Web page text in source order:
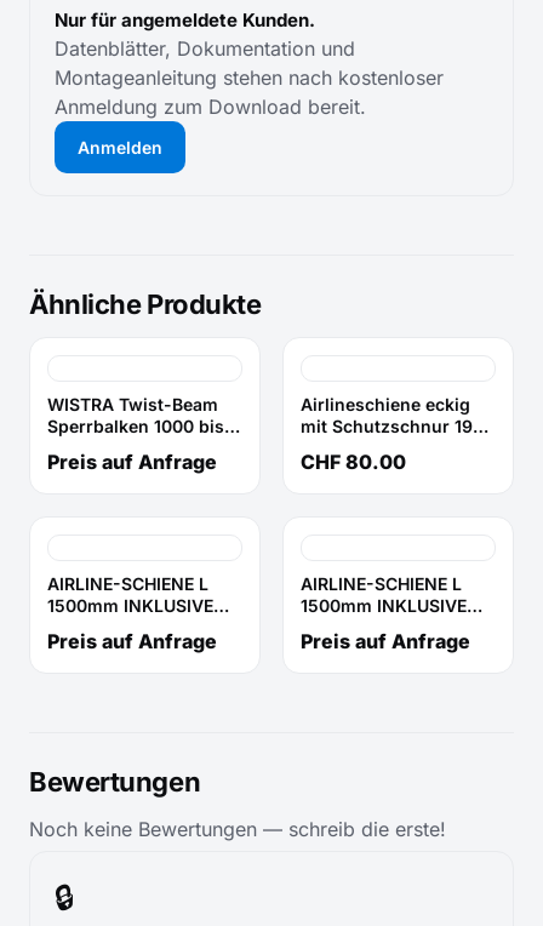
Nur für angemeldete Kunden.
Datenblätter, Dokumentation und
Montageanleitung stehen nach kostenloser
Anmeldung zum Download bereit.
Anmelden
Ähnliche Produkte
WISTRA Twist-Beam
Sperrbalken 1000 bis
Preis auf Anfrage
Airlineschiene eckig
mit Schutzschnur 1964
CHF 80.00
AIRLINE-SCHIENE L
1500mm INKLUSIVE
KLEMME L 3000mm
Preis auf Anfrage
AIRLINE-SCHIENE L
1500mm INKLUSIVE
RATSCHE L 3000mm
Preis auf Anfrage
Bewertungen
Noch keine Bewertungen — schreib die erste!
🔒